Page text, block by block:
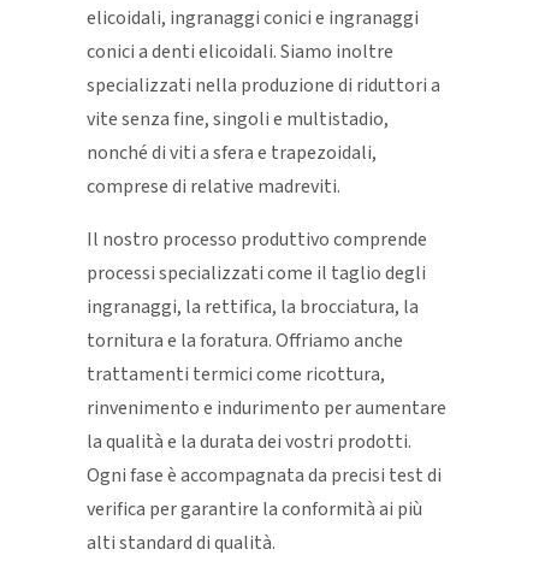
elicoidali, ingranaggi conici e ingranaggi
conici a denti elicoidali. Siamo inoltre
specializzati nella produzione di riduttori a
vite senza fine, singoli e multistadio,
nonché di viti a sfera e trapezoidali,
comprese di relative madreviti.
Il nostro processo produttivo comprende
processi specializzati come il taglio degli
ingranaggi, la rettifica, la brocciatura, la
tornitura e la foratura. Offriamo anche
trattamenti termici come ricottura,
rinvenimento e indurimento per aumentare
la qualità e la durata dei vostri prodotti.
Ogni fase è accompagnata da precisi test di
verifica per garantire la conformità ai più
alti standard di qualità.